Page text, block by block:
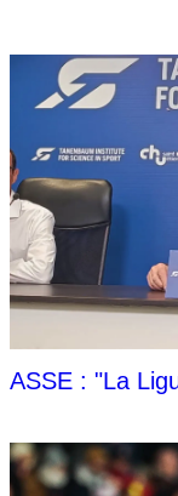
ASSE : "La